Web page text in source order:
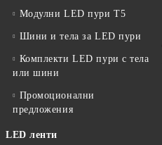
Модулни LED пури T5
Шини и тела за LED пури
Комплекти LED пури с тела
или шини
Промоционални
предложения
LED ленти